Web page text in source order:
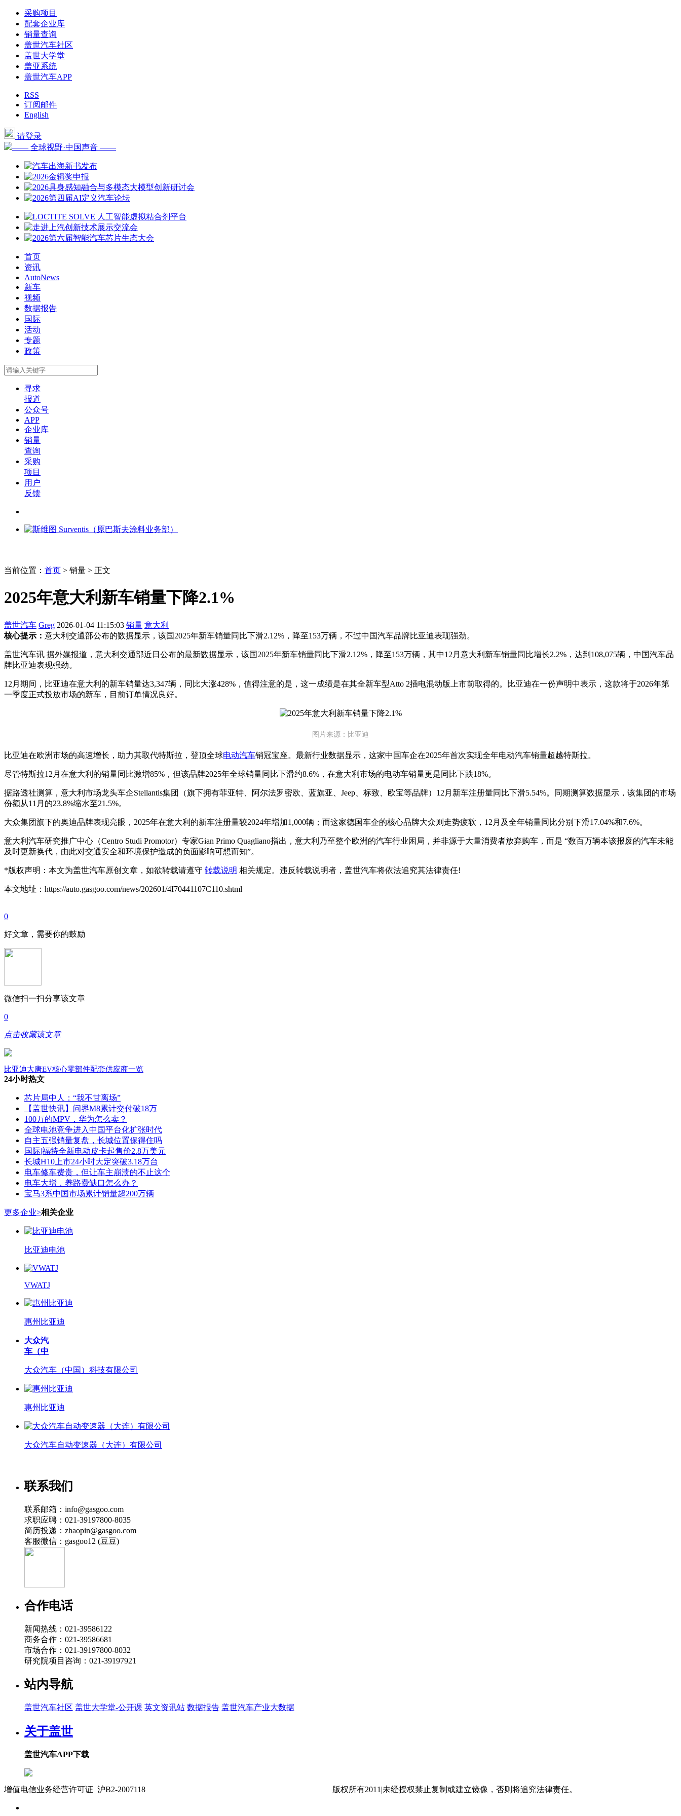
采购项目
配套企业库
销量查询
盖世汽车社区
盖世大学堂
盖亚系统
盖世汽车APP
RSS
订阅邮件
English
请登录
—— 全球视野·中国声音 ——
首页
资讯
AutoNews
新车
视频
数据报告
国际
活动
专题
政策
寻求
报道
公众号
APP
企业库
销量
查询
采购
项目
用户
反馈
当前位置： 首页 > 销量 > 正文
2025年意大利新车销量下降2.1%
盖世汽车 Greg 2026-01-04 11:15:03 销量 意大利
核心提示： 意大利交通部公布的数据显示，该国2025年新车销量同比下滑2.12%，降至153万辆，不过中国汽车品牌比亚迪表现强劲。
盖世汽车讯 据外媒报道，意大利交通部近日公布的最新数据显示，该国2025年新车销量同比下滑2.12%，降至153万辆，其中12月意大利新车销量同比增长2.2%，达到108,075辆，中国汽车品
牌比亚迪表现强劲。
12月期间，比亚迪在意大利的新车销量达3,347辆，同比大涨428%，值得注意的是，这一成绩是在其全新车型Atto 2插电混动版上市前取得的。比亚迪在一份声明中表示，这款将于2026年第
一季度正式投放市场的新车，目前订单情况良好。
图片来源：比亚迪
比亚迪在欧洲市场的高速增长，助力其取代特斯拉，登顶全球电动汽车销冠宝座。最新行业数据显示，这家中国车企在2025年首次实现全年电动汽车销量超越特斯拉。
尽管特斯拉12月在意大利的销量同比激增85%，但该品牌2025年全球销量同比下滑约8.6%，在意大利市场的电动车销量更是同比下跌18%。
据路透社测算，意大利市场龙头车企Stellantis集团（旗下拥有菲亚特、阿尔法罗密欧、蓝旗亚、Jeep、标致、欧宝等品牌）12月新车注册量同比下滑5.54%。同期测算数据显示，该集团的市场
份额从11月的23.8%缩水至21.5%。
大众集团旗下的奥迪品牌表现亮眼，2025年在意大利的新车注册量较2024年增加1,000辆；而这家德国车企的核心品牌大众则走势疲软，12月及全年销量同比分别下滑17.04%和7.6%。
意大利汽车研究推广中心（Centro Studi Promotor）专家Gian Primo Quagliano指出，意大利乃至整个欧洲的汽车行业困局，并非源于大量消费者放弃购车，而是 “数百万辆本该报废的汽车未能
及时更新换代，由此对交通安全和环境保护造成的负面影响可想而知”。
*版权声明：本文为盖世汽车原创文章，如欲转载请遵守 转载说明 相关规定。违反转载说明者，盖世汽车将依法追究其法律责任!
本文地址：https://auto.gasgoo.com/news/202601/4I70441107C110.shtml
0
好文章，需要你的鼓励
微信扫一扫分享该文章
0
点击收藏该文章
比亚迪大唐EV核心零部件配套供应商一览
24小时热文
芯片局中人：“我不甘离场”
【盖世快讯】问界M8累计交付破18万
100万的MPV，华为怎么卖？
全球电池竞争进入中国平台化扩张时代
自主五强销量复盘，长城位置保得住吗
国际|福特全新电动皮卡起售价2.8万美元
长城H10上市24小时大定突破3.18万台
电车修车费贵，但让车主崩溃的不止这个
电车大增，养路费缺口怎么办？
宝马3系中国市场累计销量超200万辆
更多企业>相关企业
比亚迪电池
VWATJ
惠州比亚迪
大众汽
车（中
大众汽车（中国）科技有限公司
惠州比亚迪
大众汽车自动变速器（大连）有限公司
联系我们
联系邮箱：info@gasgoo.com
求职应聘：021-39197800-8035
简历投递：zhaopin@gasgoo.com
客服微信：gasgoo12 (豆豆)
合作电话
新闻热线：021-39586122
商务合作：021-39586681
市场合作：021-39197800-8032
研究院项目咨询：021-39197921
站内导航
盖世汽车社区 盖世大学堂-公开课 英文资讯站 数据报告 盖世汽车产业大数据
关于盖世
盖世汽车APP下载
增值电信业务经营许可证 沪B2-2007118 版权所有2011|未经授权禁止复制或建立镜像，否则将追究法律责任。